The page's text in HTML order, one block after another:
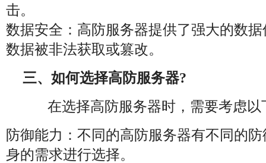
击。
数据安全：高防服务器提供了强大的数
数据被非法获取或篡改。
三、如何选择高防服务器?
在选择高防服务器时，需要考虑以
防御能力：不同的高防服务器有不同的
身的需求进行选择。